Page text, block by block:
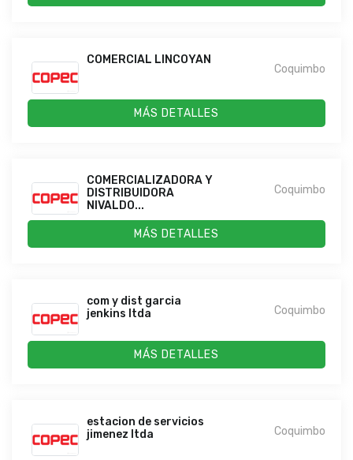
COMERCIAL LINCOYAN
Coquimbo
MÁS DETALLES
COMERCIALIZADORA Y
DISTRIBUIDORA
NIVALDO...
Coquimbo
MÁS DETALLES
com y dist garcia
jenkins ltda
Coquimbo
MÁS DETALLES
estacion de servicios
jimenez ltda
Coquimbo